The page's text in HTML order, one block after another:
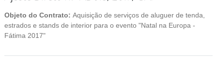
Objeto do Contrato: Aquisição de serviços de aluguer de tenda,
estrados e stands de interior para o evento "Natal na Europa -
Fátima 2017"